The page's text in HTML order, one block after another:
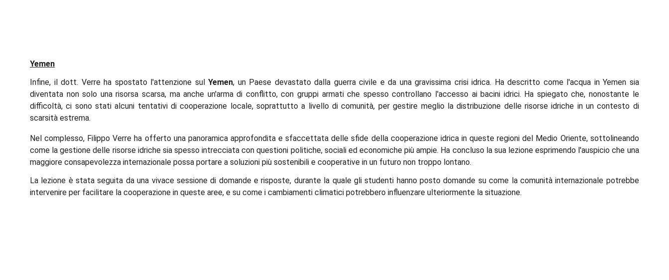
Yemen
Infine, il dott. Verre ha spostato l'attenzione sulYemen, un Paese devastato dalla guerra civile e da una gravissima crisi idrica. Ha descritto come l'acqua in Yemen sia
diventata non solo una risorsa scarsa, ma anche un'arma di conflitto, con gruppi armati che spesso controllano l'accesso ai bacini idrici. Ha spiegato che, nonostante le
difficoltà, ci sono stati alcuni tentativi di cooperazione locale, soprattutto a livello di comunità, per gestire meglio la distribuzione delle risorse idriche in un contesto di
scarsità estrema.
Nel complesso, Filippo Verre ha offerto una panoramica approfondita e sfaccettata delle sfide della cooperazione idrica in queste regioni del Medio Oriente, sottolineando
come la gestione delle risorse idriche sia spesso intrecciata con questioni politiche, sociali ed economiche più ampie. Ha concluso la sua lezione esprimendo l'auspicio che una
maggiore consapevolezza internazionale possa portare a soluzioni più sostenibili e cooperative in un futuro non troppo lontano.
La lezione è stata seguita da una vivace sessione di domande e risposte, durante la quale gli studenti hanno posto domande su come la comunità internazionale potrebbe
intervenire per facilitare la cooperazione in queste aree, e su come i cambiamenti climatici potrebbero influenzare ulteriormente la situazione.